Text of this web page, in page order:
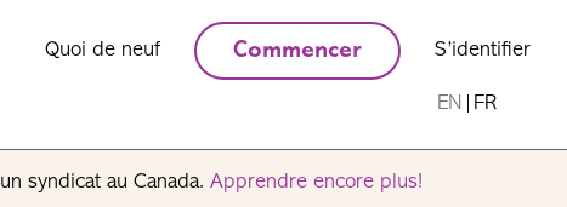
Quoi de neuf Commencer S’identifier
EN FR
syndicat au Canada. Apprendre encore plus!